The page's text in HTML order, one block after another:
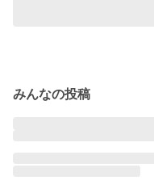
みんなの投稿